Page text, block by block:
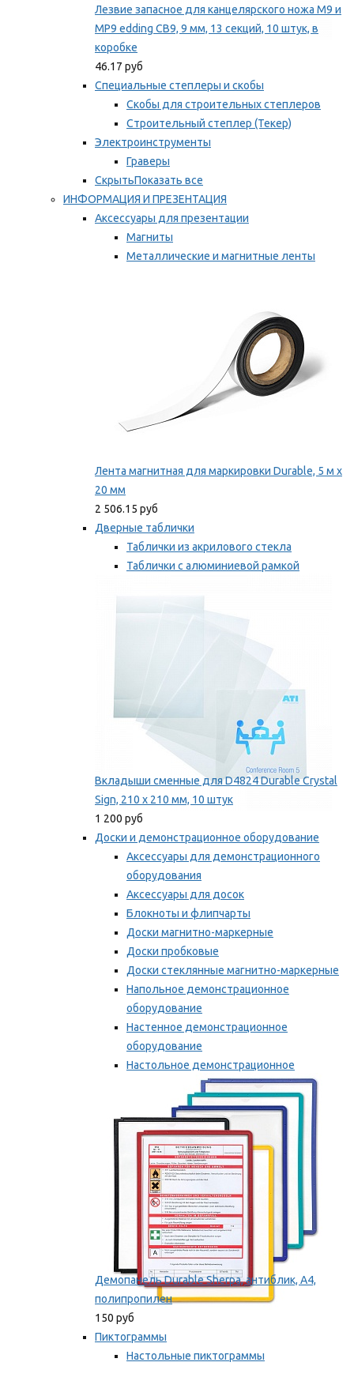
Лезвие запасное для канцелярского ножа M9 и
MP9 edding CB9, 9 мм, 13 секций, 10 штук, в
коробке
46.17 руб
Специальные степлеры и скобы
Скобы для строительных степлеров
Строительный степлер (Текер)
Электроинструменты
Граверы
СкрытьПоказать все
ИНФОРМАЦИЯ И ПРЕЗЕНТАЦИЯ
Аксессуары для презентации
Магниты
Металлические и магнитные ленты
Лента магнитная для маркировки Durable, 5 м х
20 мм
2 506.15 руб
Дверные таблички
Таблички из акрилового стекла
Таблички с алюминиевой рамкой
Вкладыши сменные для D4824 Durable Crystal
Sign, 210 x 210 мм, 10 штук
1 200 руб
Доски и демонстрационное оборудование
Аксессуары для демонстрационного
оборудования
Аксессуары для досок
Блокноты и флипчарты
Доски магнитно-маркерные
Доски пробковые
Доски стеклянные магнитно-маркерные
Напольное демонстрационное
оборудование
Настенное демонстрационное
оборудование
Настольное демонстрационное
оборудование
Мы рекомендуем
Демопанель Durable Sherpa, антиблик, А4,
полипропилен
150 руб
Пиктограммы
Настольные пиктограммы